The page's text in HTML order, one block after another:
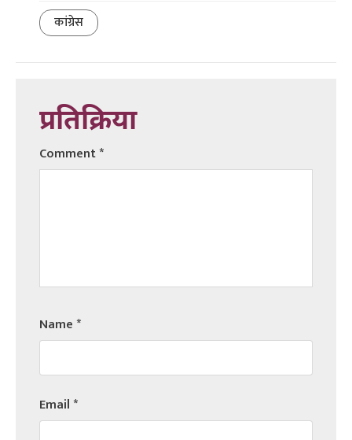
कांग्रेस
प्रतिक्रिया
Comment*
Name*
Email*